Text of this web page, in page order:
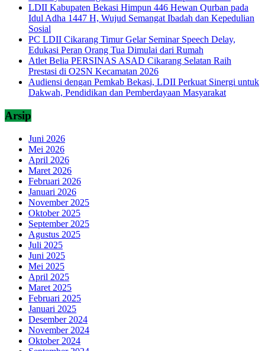
LDII Kabupaten Bekasi Himpun 446 Hewan Qurban pada
Idul Adha 1447 H, Wujud Semangat Ibadah dan Kepedulian
Sosial
PC LDII Cikarang Timur Gelar Seminar Speech Delay,
Edukasi Peran Orang Tua Dimulai dari Rumah
Atlet Belia PERSINAS ASAD Cikarang Selatan Raih
Prestasi di O2SN Kecamatan 2026
Audiensi dengan Pemkab Bekasi, LDII Perkuat Sinergi untuk
Dakwah, Pendidikan dan Pemberdayaan Masyarakat
Arsip
Juni 2026
Mei 2026
April 2026
Maret 2026
Februari 2026
Januari 2026
November 2025
Oktober 2025
September 2025
Agustus 2025
Juli 2025
Juni 2025
Mei 2025
April 2025
Maret 2025
Februari 2025
Januari 2025
Desember 2024
November 2024
Oktober 2024